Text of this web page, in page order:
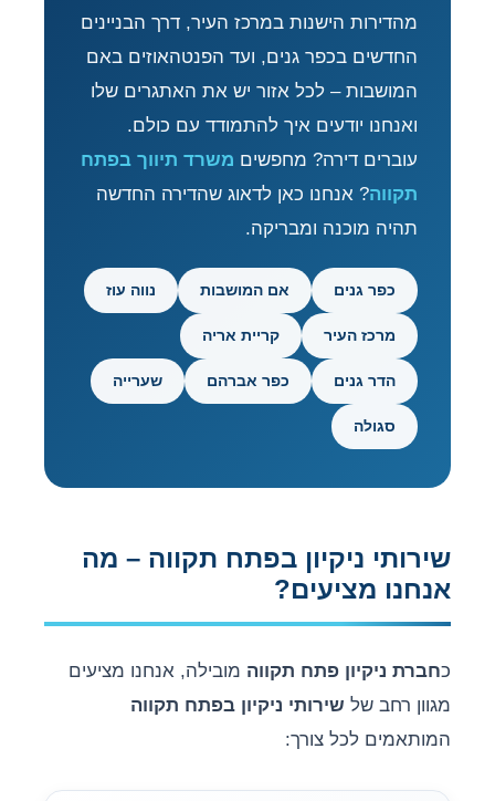
מהדירות הישנות במרכז העיר, דרך הבניינים
החדשים בכפר גנים, ועד הפנטהאוזים באם
המושבות – לכל אזור יש את האתגרים שלו
ואנחנו יודעים איך להתמודד עם כולם.
עוברים דירה? מחפשים משרד תיווך בפתח
תקווה? אנחנו כאן לדאוג שהדירה החדשה
תהיה מוכנה ומבריקה.
כפר גנים אם המושבות נווה עוז
מרכז העיר קריית אריה
הדר גנים כפר אברהם שערייה
סגולה
שירותי ניקיון בפתח תקווה – מה
אנחנו מציעים?
כחברת ניקיון פתח תקווה מובילה, אנחנו מציעים
מגוון רחב של שירותי ניקיון בפתח תקווה
המותאמים לכל צורך: